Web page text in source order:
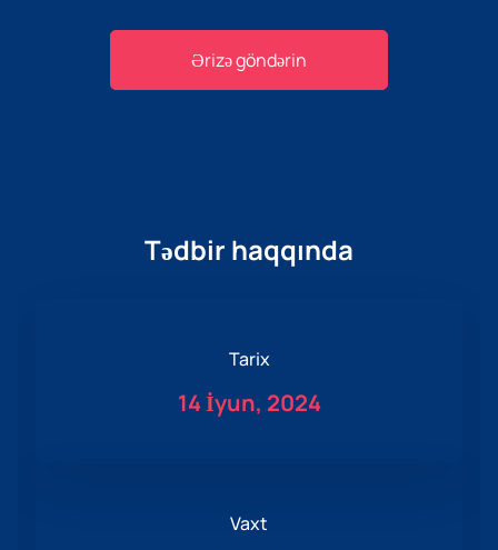
Ərizə göndərin
Tədbir haqqında
Tarix
14 İyun, 2024
Vaxt